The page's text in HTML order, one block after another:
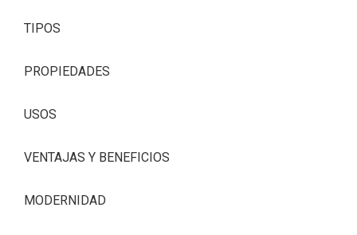
TIPOS
PROPIEDADES
USOS
VENTAJAS Y BENEFICIOS
MODERNIDAD